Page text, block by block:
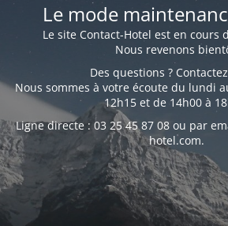
Le mode
Le site Contact-Hotel est en cours
Nous revenons
Des questions ?
Nous sommes à votre écoute du lundi
12h15 et de 14h00 à
Ligne directe : 03 25 45 87 08 ou par
hotel.com.